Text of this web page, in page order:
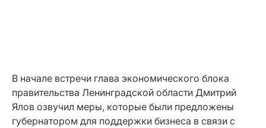
В начале встречи глава экономического блока
правительства Ленинградской области Дмитрий
Ялов озвучил меры, которые были предложены
губернатором для поддержки бизнеса в связи с